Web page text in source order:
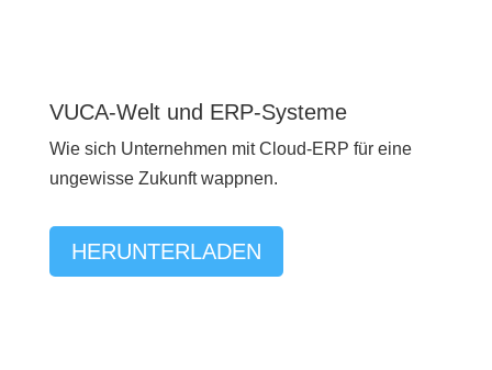
VUCA-Welt und ERP-Systeme
Wie sich Unternehmen mit Cloud-ERP für eine
ungewisse Zukunft wappnen.
HERUNTERLADEN